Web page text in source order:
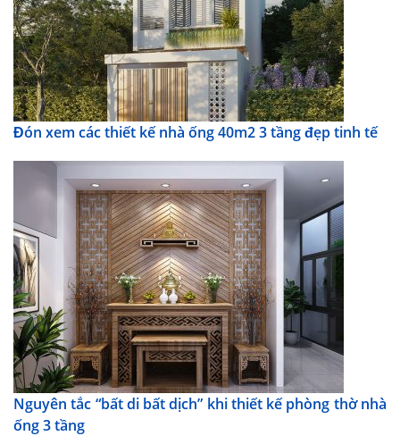
Đón xem các thiết kế nhà ống 40m2 3 tầng đẹp tinh tế
Nguyên tắc “bất di bất dịch” khi thiết kế phòng thờ nhà
ống 3 tầng